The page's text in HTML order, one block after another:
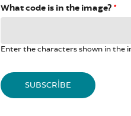
What code is in the image? *
Enter the characters shown in the